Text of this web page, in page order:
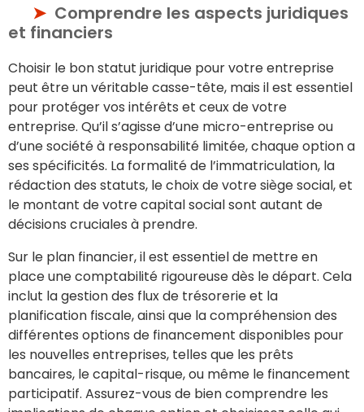
Comprendre les aspects juridiques
et financiers
Choisir le bon statut juridique pour votre entreprise
peut être un véritable casse-tête, mais il est essentiel
pour protéger vos intérêts et ceux de votre
entreprise. Qu’il s’agisse d’une micro-entreprise ou
d’une société à responsabilité limitée, chaque option a
ses spécificités. La formalité de l’immatriculation, la
rédaction des statuts, le choix de votre siège social, et
le montant de votre capital social sont autant de
décisions cruciales à prendre.
Sur le plan financier, il est essentiel de mettre en
place une comptabilité rigoureuse dès le départ. Cela
inclut la gestion des flux de trésorerie et la
planification fiscale, ainsi que la compréhension des
différentes options de financement disponibles pour
les nouvelles entreprises, telles que les prêts
bancaires, le capital-risque, ou même le financement
participatif. Assurez-vous de bien comprendre les